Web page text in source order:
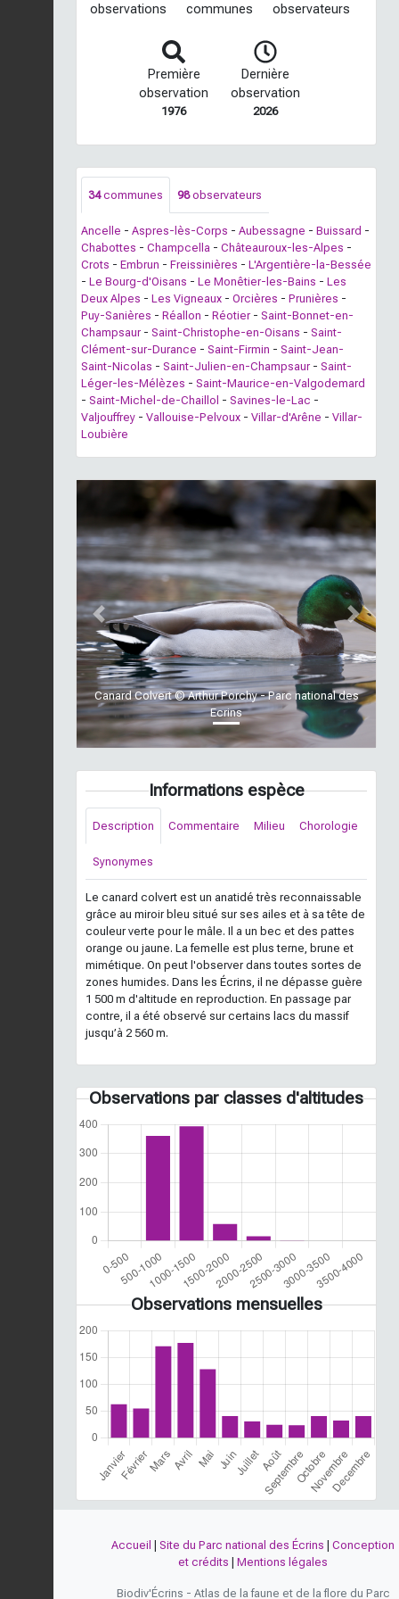
observations communes observateurs
Première
observation
1976
Dernière
observation
2026
34communes 98observateurs
Ancelle - Aspres-lès-Corps - Aubessagne - Buissard -
Chabottes - Champcella - Châteauroux-les-Alpes -
Crots - Embrun - Freissinières - L'Argentière-la-Bessée
- Le Bourg-d'Oisans - Le Monêtier-les-Bains - Les
Deux Alpes - Les Vigneaux - Orcières - Prunières -
Puy-Sanières - Réallon - Réotier - Saint-Bonnet-en-
Champsaur - Saint-Christophe-en-Oisans - Saint-
Clément-sur-Durance - Saint-Firmin - Saint-Jean-
Saint-Nicolas - Saint-Julien-en-Champsaur - Saint-
Léger-les-Mélèzes - Saint-Maurice-en-Valgodemard
- Saint-Michel-de-Chaillol - Savines-le-Lac -
Valjouffrey - Vallouise-Pelvoux - Villar-d'Arêne - Villar-
Loubière
Canard Colvert © Arthur Porchy - Parc national des
Ecrins
Previous Next
Informations espèce
Description Commentaire Milieu Chorologie
Synonymes
Le canard colvert est un anatidé très reconnaissable
grâce au miroir bleu situé sur ses ailes et à sa tête de
couleur verte pour le mâle. Il a un bec et des pattes
orange ou jaune. La femelle est plus terne, brune et
mimétique. On peut l'observer dans toutes sortes de
zones humides. Dans les Écrins, il ne dépasse guère
1 500 m d'altitude en reproduction. En passage par
contre, il a été observé sur certains lacs du massif
jusqu’à 2 560 m.
Observations par classes d'altitudes
Observations mensuelles
Accueil Site du Parc national des Écrins
Conception
et crédits
Mentions légales
Biodiv'Écrins - Atlas de la faune et de la flore du Parc